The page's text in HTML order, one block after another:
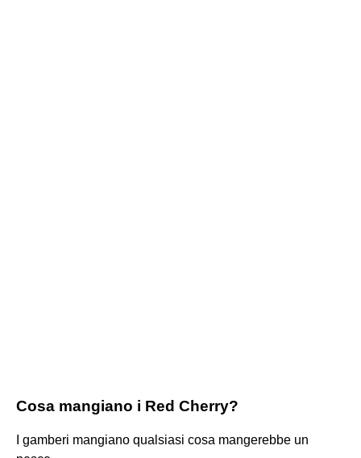
Cosa mangiano i Red Cherry?
I gamberi mangiano qualsiasi cosa mangerebbe un